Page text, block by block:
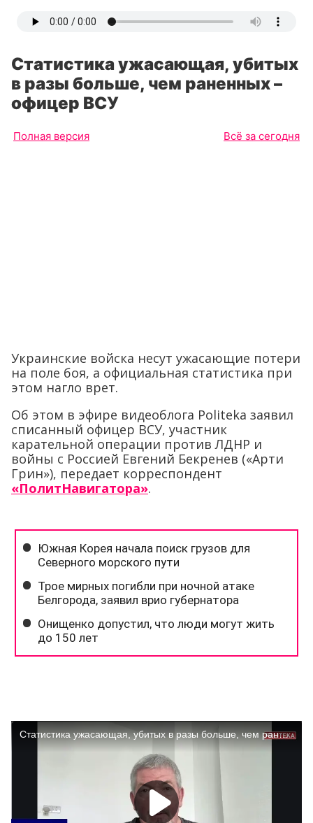
Статистика ужасающая, убитых
в разы больше, чем раненных –
офицер ВСУ
Полная версия Всё за сегодня
Украинские войска несут ужасающие потери
на поле боя, а официальная статистика при
этом нагло врет.
Об этом в эфире видеоблога Politeka заявил
списанный офицер ВСУ, участник
карательной операции против ЛДНР и
войны с Россией Евгений Бекренев («Арти
Грин»), передает корреспондент
«ПолитНавигатора».